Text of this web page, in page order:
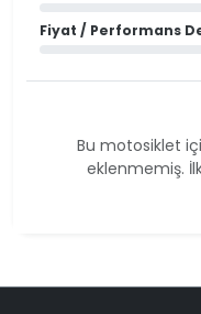
Fiyat / Performans
Bu motosiklet
eklenmemiş.